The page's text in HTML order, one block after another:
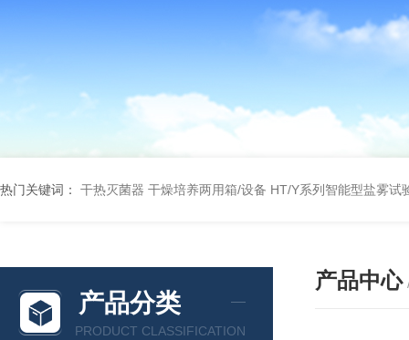
热门关键词： 干热灭菌器 干燥培养两用箱/设备 HT/Y系列智能型盐雾试
产品分类
PRODUCT CLASSIFICATION
产品中心